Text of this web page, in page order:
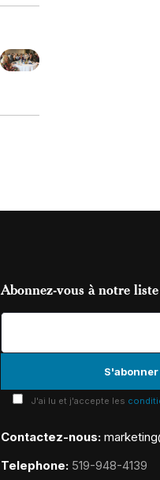
Abonnez-vous à notre liste
J'ai lu et j'accepte les
Contactez-nous:
Telephone: 519-948-4139